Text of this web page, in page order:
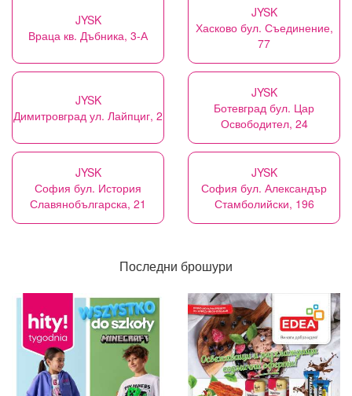
JYSK
Враца кв. Дъбника, 3-А
JYSK
Хасково бул. Съединение,
77
JYSK
Димитровград ул. Лайпциг, 2
JYSK
Ботевград бул. Цар
Освободител, 24
JYSK
София бул. История
Славянобългарска, 21
JYSK
София бул. Александър
Стамболийски, 196
Последни брошури